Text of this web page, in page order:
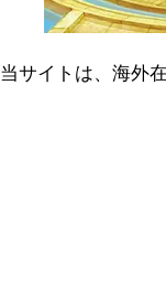
当サイトは、海外